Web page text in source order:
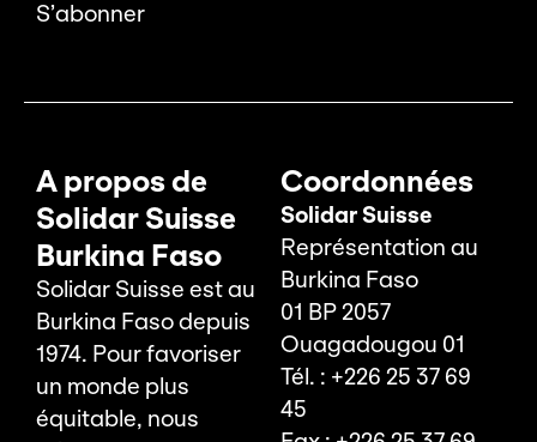
S’abonner
A propos de
Solidar Suisse
Burkina Faso
Solidar Suisse est au
Burkina Faso depuis
1974. Pour favoriser
un monde plus
équitable, nous
Coordonnées
Solidar Suisse
Représentation au
Burkina Faso
01 BP 2057
Ouagadougou 01
Tél. : +226 25 37 69
45